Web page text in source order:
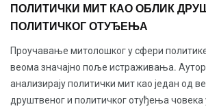
ПОЛИТИЧКИ МИТ КАО ОБЛИК
ПОЛИТИЧКОГ ОТУЂЕЊА
Проучавање митолошког у сфери
веома значајно поље истраживања.
анализирају политички мит као један од
друштвеног и политичког отуђења